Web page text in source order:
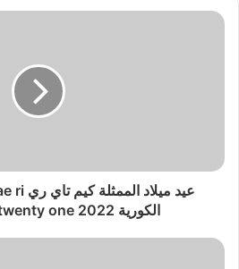
الكورية twenty five twenty one 2022